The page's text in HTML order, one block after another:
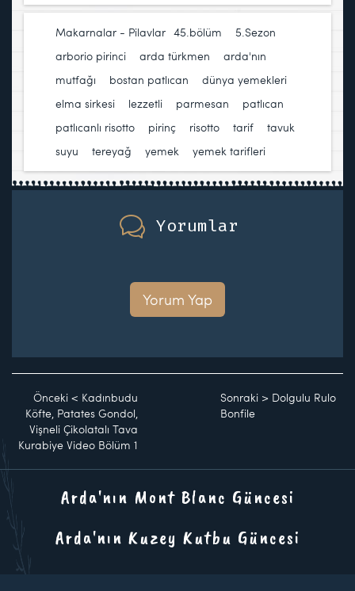
Makarnalar - Pilavlar 45.bölüm 5.Sezon
arborio pirinci
arda türkmen
arda'nın
mutfağı
bostan patlıcan dünya yemekleri
elma sirkesi
lezzetli parmesan patlıcan
patlıcanlı risotto
pirinç risotto tarif
tavuk
suyu
tereyağ yemek yemek tarifleri
Yorumlar
Yorum Yap
Önceki < Kadınbudu
Köfte, Patates Gondol,
Vişneli Çikolatalı Tava
Kurabiye Video Bölüm 1
Sonraki > Dolgulu Rulo
Bonfile
Arda'nın Mont Blanc Güncesi
Arda'nın Kuzey Kutbu Güncesi